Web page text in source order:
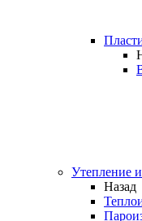
Утепление
Назад